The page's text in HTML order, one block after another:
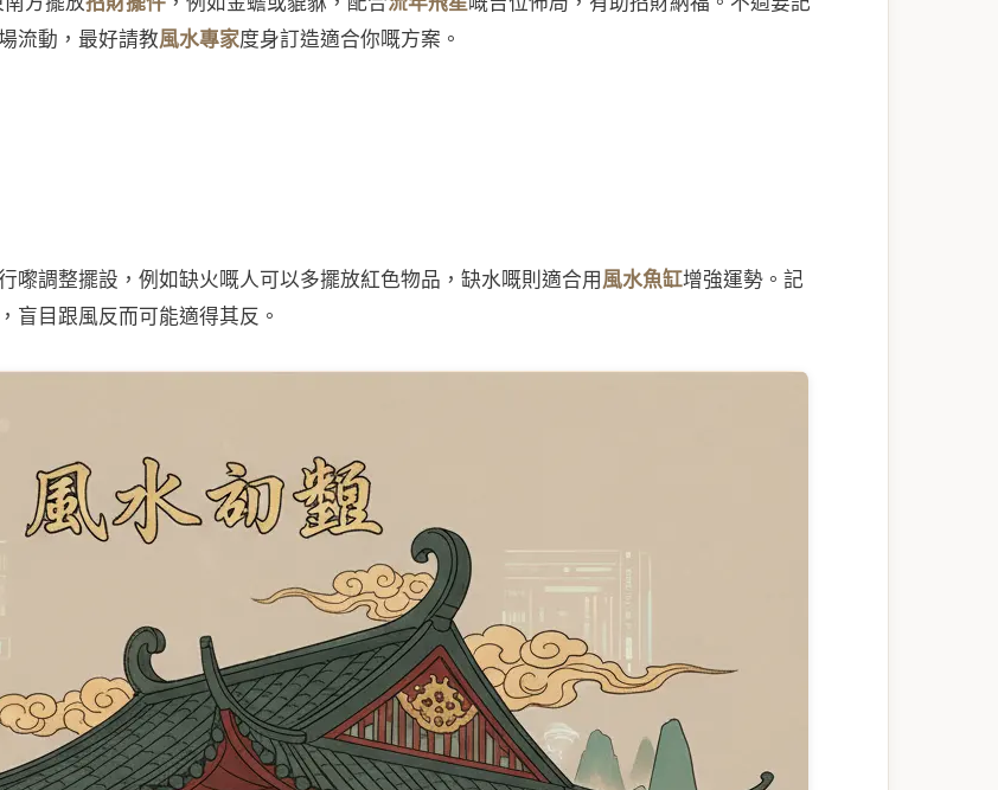
流動，最好請教風水專家度身訂造適合你嘅方案。
嚟調整擺設，例如缺火嘅人可以多擺放紅色物品，缺水嘅則適合用 風水魚缸增強運勢。記
盲目跟風反而可能適得其反。